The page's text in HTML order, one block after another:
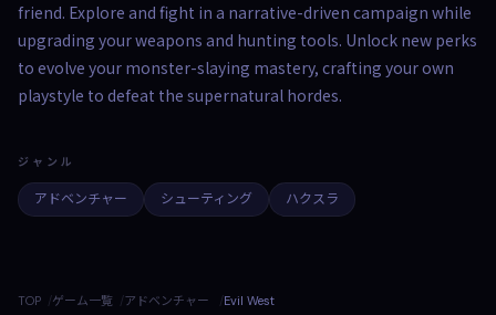
friend. Explore and fight in a narrative-driven campaign while
upgrading your weapons and hunting tools. Unlock new perks
to evolve your monster-slaying mastery, crafting your own
playstyle to defeat the supernatural hordes.
ジャンル
アドベンチャー シューティング ハクスラ
TOP ゲーム一覧 アドベンチャー Evil West